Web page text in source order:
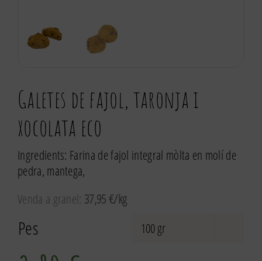
Galetes de fajol, taronja i
xocolata eco
Ingredients: Farina de fajol integral mòlta en molí de
pedra, mantega,
Venda a granel: 37,95 €/kg
Pes